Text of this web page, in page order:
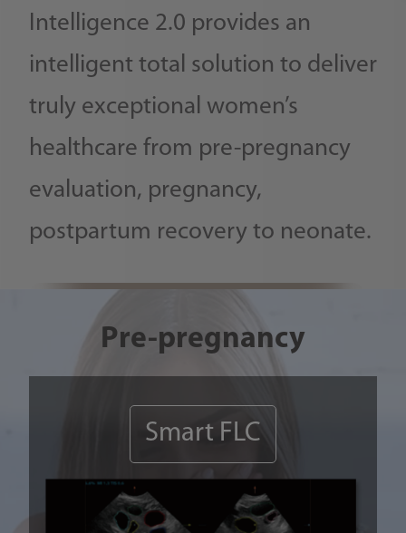
Intelligence 2.0 provides an
intelligent total solution to deliver
truly exceptional women’s
healthcare from pre-pregnancy
evaluation, pregnancy,
postpartum recovery to neonate.
Pre-pregnancy
Smart FLC